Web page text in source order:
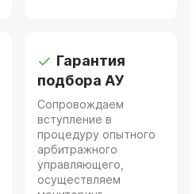
Гарантия
подбора АУ
Сопровождаем
вступление в
процедуру опытного
арбитражного
управляющего,
осуществляем